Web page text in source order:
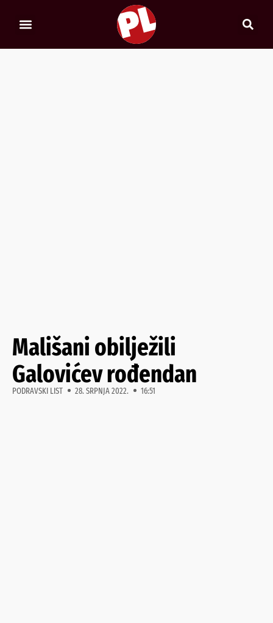
Mališani obilježili
Galovićev rođendan
PODRAVSKI LIST 28. SRPNJA 2022. 16:51